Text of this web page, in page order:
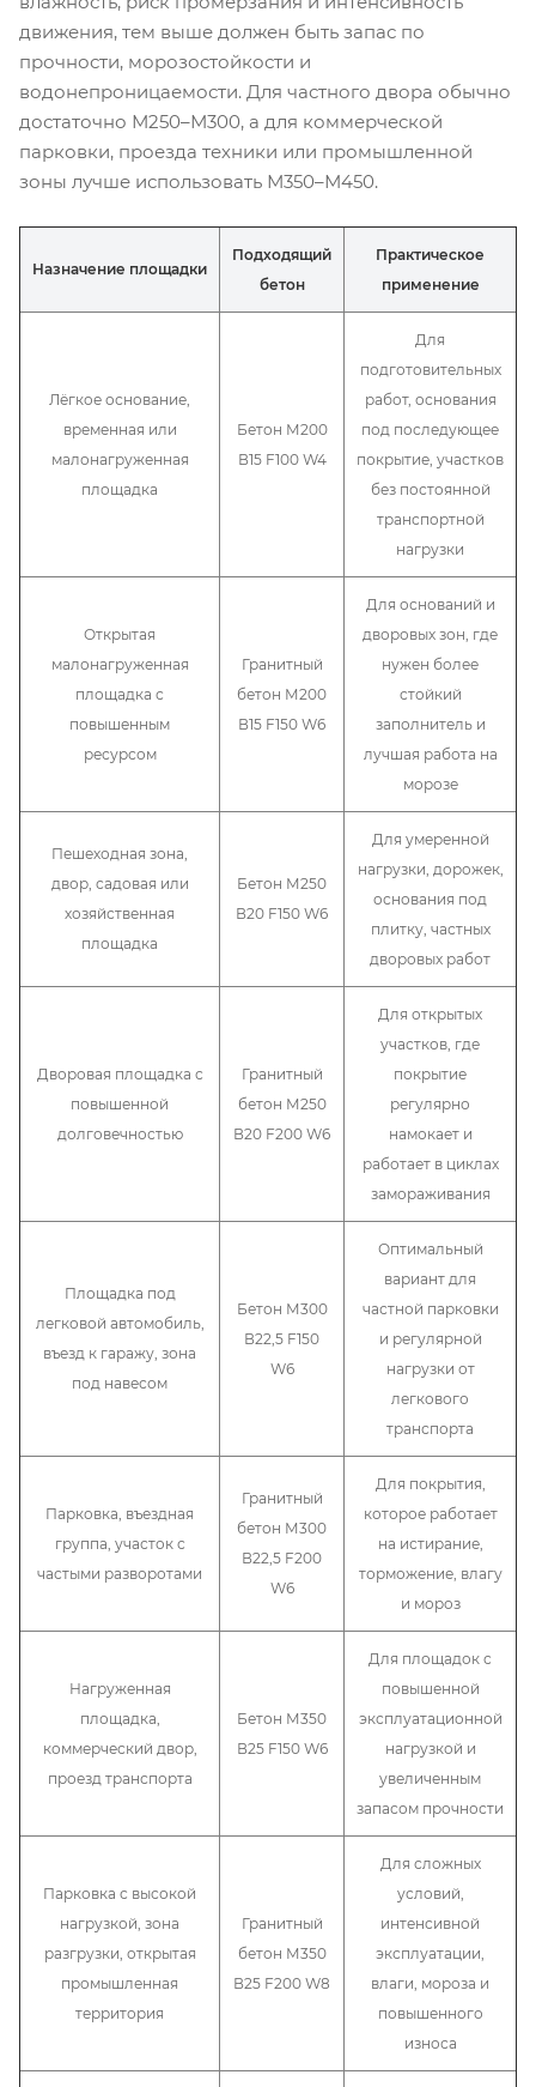
движения, тем выше должен быть запас по
прочности, морозостойкости и
водонепроницаемости. Для частного двора обычно
достаточно М250–М300, а для коммерческой
парковки, проезда техники или промышленной
зоны лучше использовать М350–М450.
Назначение площадки
Подходящий
бетон
Практическое
применение
Лёгкое основание,
временная или
малонагруженная
площадка
Бетон М200
В15 F100 W4
Для
подготовительных
работ, основания
под последующее
покрытие, участков
без постоянной
транспортной
нагрузки
Открытая
малонагруженная
площадка с
повышенным
ресурсом
Гранитный
бетон М200
В15 F150 W6
Для оснований и
дворовых зон, где
нужен более
стойкий
заполнитель и
лучшая работа на
морозе
Пешеходная зона,
двор, садовая или
хозяйственная
площадка
Бетон М250
В20 F150 W6
Для умеренной
нагрузки, дорожек,
основания под
плитку, частных
дворовых работ
Дворовая площадка с
повышенной
долговечностью
Гранитный
бетон М250
В20 F200 W6
Для открытых
участков, где
покрытие
регулярно
намокает и
работает в циклах
замораживания
Площадка под
легковой автомобиль,
въезд к гаражу, зона
под навесом
Бетон М300
В22,5 F150
W6
Оптимальный
вариант для
частной парковки
и регулярной
нагрузки от
легкового
транспорта
Парковка, въездная
группа, участок с
частыми разворотами
Гранитный
бетон М300
В22,5 F200
W6
Для покрытия,
которое работает
на истирание,
торможение, влагу
и мороз
Нагруженная
площадка,
коммерческий двор,
проезд транспорта
Бетон М350
В25 F150 W6
Для площадок с
повышенной
эксплуатационной
нагрузкой и
увеличенным
запасом прочности
Парковка с высокой
нагрузкой, зона
разгрузки, открытая
промышленная
территория
Гранитный
бетон М350
В25 F200 W8
Для сложных
условий,
интенсивной
эксплуатации,
влаги, мороза и
повышенного
износа